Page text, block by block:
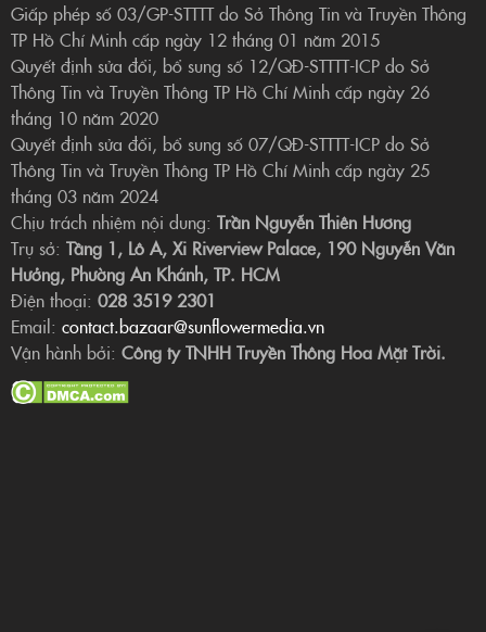
Giấp phép số 03/GP-STTTT do Sở Thông Tin và Truyền Thông
TP Hồ Chí Minh cấp ngày 12 tháng 01 năm 2015
Quyết định sửa đổi, bổ sung số 12/QĐ-STTTT-ICP do Sở
Thông Tin và Truyền Thông TP Hồ Chí Minh cấp ngày 26
tháng 10 năm 2020
Quyết định sửa đổi, bổ sung số 07/QĐ-STTTT-ICP do Sở
Thông Tin và Truyền Thông TP Hồ Chí Minh cấp ngày 25
tháng 03 năm 2024
Chịu trách nhiệm nội dung: Trần Nguyễn Thiên Hương
Trụ sở: Tầng 1, Lô A, Xi Riverview Palace, 190 Nguyễn Văn
Hưởng, Phường An Khánh, TP. HCM
Điện thoại: 028 3519 2301
Email: contact.bazaar@sunflowermedia.vn
Vận hành bởi: Công ty TNHH Truyền Thông Hoa Mặt Trời.